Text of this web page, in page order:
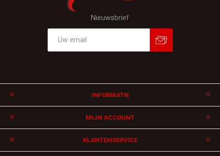
Nieuwsbrief
INFORMATIE
MIJN ACCOUNT
KLANTENSERVICE